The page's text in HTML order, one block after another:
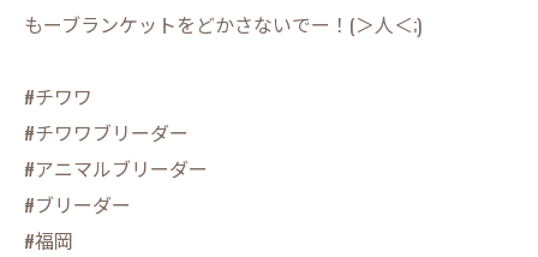
もーブランケットをどかさないでー！(＞人＜;)
#チワワ
#チワワブリーダー
#アニマルブリーダー
#ブリーダー
#福岡